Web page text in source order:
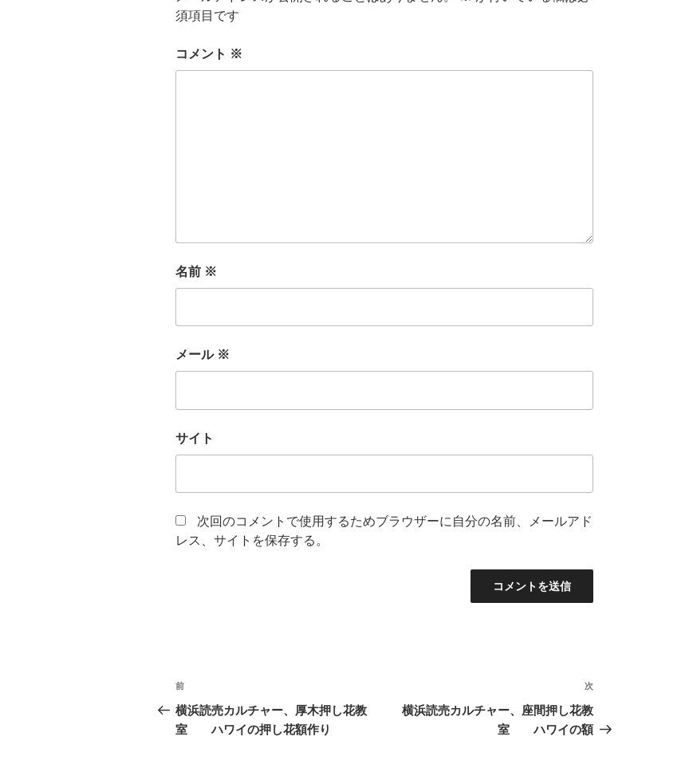
須項目です
コメント ※
名前 ※
メール ※
サイト
次回のコメントで使用するためブラウザーに自分の名前、メールアド
レス、サイトを保存する。
投
稿
ナ
前
の
投
前
横浜読売カルチャー、厚木押し花教
室 ハワイの押し花額作り
次
の
投
次
横浜読売カルチャー、座間押し花教
室 ハワイの額